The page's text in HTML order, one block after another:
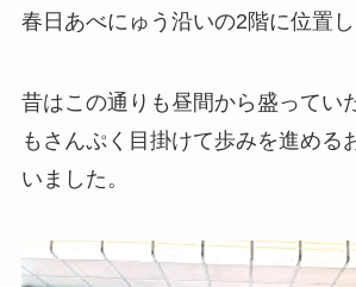
春日あべにゅう沿いの2階に位置し
昔はこの通りも昼間から盛ってい
もさんぷく目掛けて歩みを進める
いました。